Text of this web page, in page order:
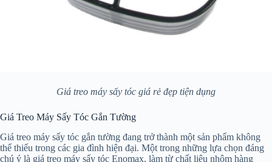
Giá treo máy sấy tóc giá rẻ đẹp tiện dụng
Giá Treo Máy Sấy Tóc Gắn Tường
Giá treo máy sấy tóc gắn tường đang trở thành một sản phẩm không
thể thiếu trong các gia đình hiện đại. Một trong những lựa chọn đáng
chú ý là giá treo máy sấy tóc Enomax, làm từ chất liệu nhôm hàng